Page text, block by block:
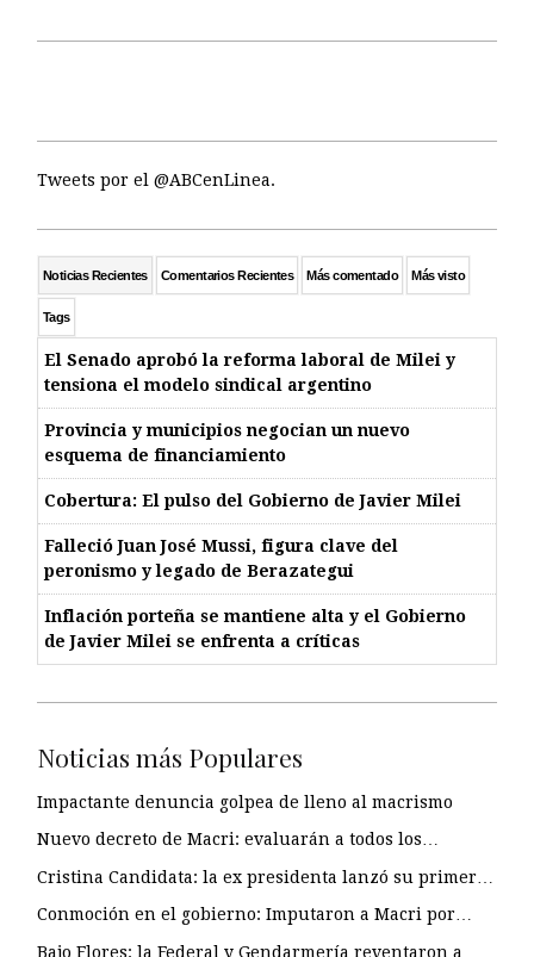
Tweets por el @ABCenLinea.
Noticias Recientes Comentarios Recientes Más comentado Más visto
Tags
El Senado aprobó la reforma laboral de Milei y
tensiona el modelo sindical argentino
Provincia y municipios negocian un nuevo
esquema de financiamiento
Cobertura: El pulso del Gobierno de Javier Milei
Falleció Juan José Mussi, figura clave del
peronismo y legado de Berazategui
Inflación porteña se mantiene alta y el Gobierno
de Javier Milei se enfrenta a críticas
Noticias más Populares
Impactante denuncia golpea de lleno al macrismo
Nuevo decreto de Macri: evaluarán a todos los…
Cristina Candidata: la ex presidenta lanzó su primer…
Conmoción en el gobierno: Imputaron a Macri por…
Bajo Flores: la Federal y Gendarmería reventaron a…